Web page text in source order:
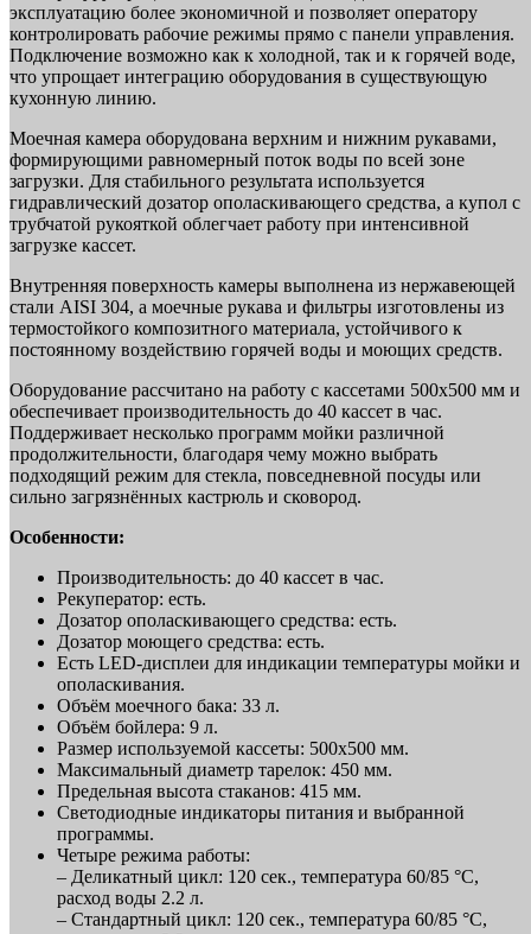
эксплуатацию более экономичной и позволяет оператору
контролировать рабочие режимы прямо с панели управления.
Подключение возможно как к холодной, так и к горячей воде,
что упрощает интеграцию оборудования в существующую
кухонную линию.
Моечная камера оборудована верхним и нижним рукавами,
формирующими равномерный поток воды по всей зоне
загрузки. Для стабильного результата используется
гидравлический дозатор ополаскивающего средства, а купол с
трубчатой рукояткой облегчает работу при интенсивной
загрузке кассет.
Внутренняя поверхность камеры выполнена из нержавеющей
стали AISI 304, а моечные рукава и фильтры изготовлены из
термостойкого композитного материала, устойчивого к
постоянному воздействию горячей воды и моющих средств.
Оборудование рассчитано на работу с кассетами 500х500 мм и
обеспечивает производительность до 40 кассет в час.
Поддерживает несколько программ мойки различной
продолжительности, благодаря чему можно выбрать
подходящий режим для стекла, повседневной посуды или
сильно загрязнённых кастрюль и сковород.
Особенности:
Производительность: до 40 кассет в час.
Рекуператор: есть.
Дозатор ополаскивающего средства: есть.
Дозатор моющего средства: есть.
Есть LED-дисплеи для индикации температуры мойки и
ополаскивания.
Объём моечного бака: 33 л.
Объём бойлера: 9 л.
Размер используемой кассеты: 500х500 мм.
Максимальный диаметр тарелок: 450 мм.
Предельная высота стаканов: 415 мм.
Светодиодные индикаторы питания и выбранной
программы.
Четыре режима работы:
– Деликатный цикл: 120 сек., температура 60/85 °С,
расход воды 2.2 л.
– Стандартный цикл: 120 сек., температура 60/85 °С,